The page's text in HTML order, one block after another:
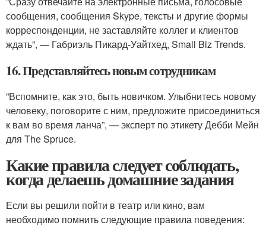
сообщения, сообщения Skype, тексты и другие формы
корреспонденции, не заставляйте коллег и клиентов
ждать”, — Габриэль Пикард-Уайтхед, Small Biz Trends.
16. Представляйтесь новым сотрудникам
”Вспомните, как это, быть новичком. Улыбнитесь новому
человеку, поговорите с ним, предложите присоединиться
к вам во время ланча”, — эксперт по этикету Дебби Мейн
для The Spruce.
Какие правила следует соблюдать,
когда делаешь домашние задания
Если вы решили пойти в театр или кино, вам
необходимо помнить следующие правила поведения: